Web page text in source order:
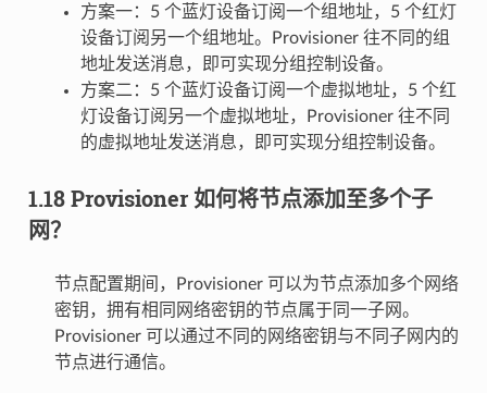
方案一：5 个蓝灯设备订阅一个组地址，5 个红灯
设备订阅另一个组地址。Provisioner 往不同的组
地址发送消息，即可实现分组控制设备。
方案二：5 个蓝灯设备订阅一个虚拟地址，5 个红
灯设备订阅另一个虚拟地址，Provisioner 往不同
的虚拟地址发送消息，即可实现分组控制设备。
1.18 Provisioner 如何将节点添加至多个子
网？
节点配置期间，Provisioner 可以为节点添加多个网络
密钥，拥有相同网络密钥的节点属于同一子网。
Provisioner 可以通过不同的网络密钥与不同子网内的
节点进行通信。